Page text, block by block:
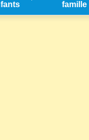
famille